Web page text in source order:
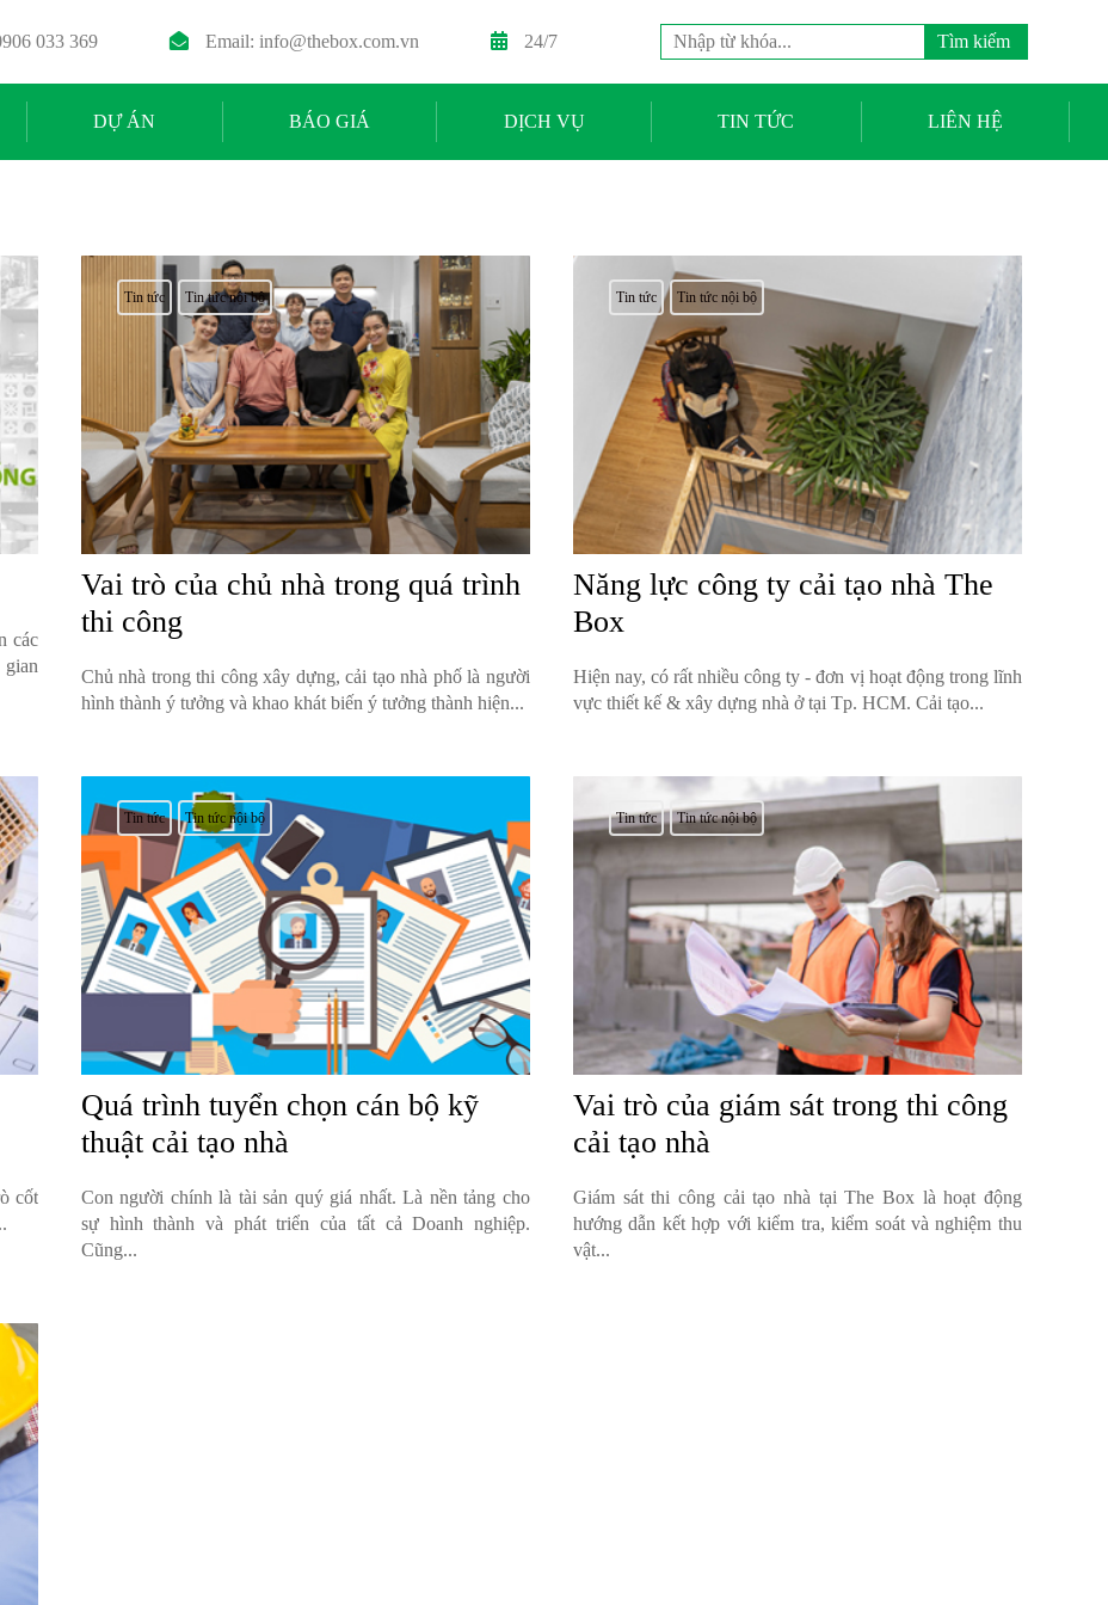
033 369 Email:info@thebox.com.vn 24/7
Tìm
kiếm
cho:
DỰ ÁN BÁO GIÁ DỊCH VỤ TIN TỨC LIÊN HỆ
các
gian
Tin tức Tin tức nội bộ
Vai trò của chủ nhà trong quá trình
thi công
Chủ nhà trong thi công xây dựng, cải tạo nhà phố là người
hình thành ý tưởng và khao khát biến ý tưởng thành hiện...
Tin tức Tin tức nội bộ
Năng lực công ty cải tạo nhà The
Box
Hiện nay, có rất nhiều công ty - đơn vị hoạt động trong lĩnh
vực thiết kế & xây dựng nhà ở tại Tp. HCM. Cải tạo...
cốt
Tin tức Tin tức nội bộ
Quá trình tuyển chọn cán bộ kỹ
thuật cải tạo nhà
Con người chính là tài sản quý giá nhất. Là nền tảng cho
sự hình thành và phát triển của tất cả Doanh nghiệp.
Cũng...
Tin tức Tin tức nội bộ
Vai trò của giám sát trong thi công
cải tạo nhà
Giám sát thi công cải tạo nhà tại The Box là hoạt động
hướng dẫn kết hợp với kiểm tra, kiểm soát và nghiệm thu
vật...